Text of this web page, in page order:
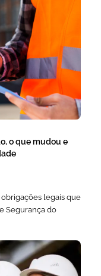
o que mudou e
obrigações legais que
Segurança do